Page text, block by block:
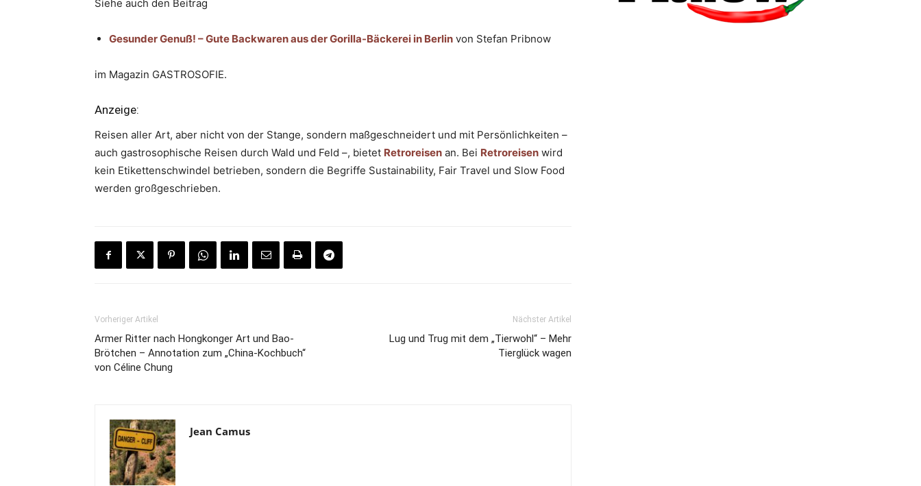
Siehe auch den Beitrag
Gesunder Genuß! – Gute Backwaren aus der Gorilla-Bäckerei in Berlin von Stefan Pribnow
im Magazin GASTROSOFIE.
Anzeige:
Reisen aller Art, aber nicht von der Stange, sondern maßgeschneidert und mit Persönlichkeiten –
auch gastrosophische Reisen durch Wald und Feld –, bietet Retroreisen an. Bei Retroreisen wird
kein Etikettenschwindel betrieben, sondern die Begriffe Sustainability, Fair Travel und Slow Food
werden großgeschrieben.
Vorheriger Artikel
Armer Ritter nach Hongkonger Art und Bao-
Brötchen – Annotation zum „China-Kochbuch“
von Céline Chung
Nächster Artikel
Lug und Trug mit dem „Tierwohl“ – Mehr
Tierglück wagen
Jean Camus